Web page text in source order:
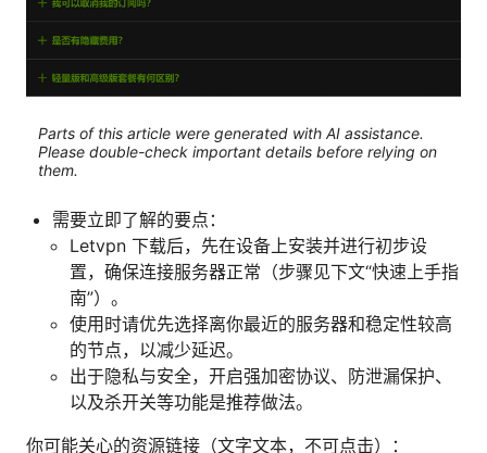
Parts of this article were generated with AI assistance.
Please double-check important details before relying on
them.
需要立即了解的要点：
Letvpn 下载后，先在设备上安装并进行初步设
置，确保连接服务器正常（步骤见下文“快速上手指
南”）。
使用时请优先选择离你最近的服务器和稳定性较高
的节点，以减少延迟。
出于隐私与安全，开启强加密协议、防泄漏保护、
以及杀开关等功能是推荐做法。
你可能关心的资源链接（文字文本，不可点击）：